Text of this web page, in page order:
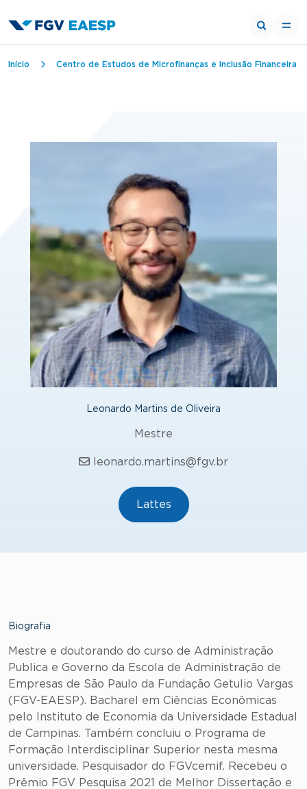
Trilha de navegação
Início Centro de Estudos de Microfinanças e Inclusão Financeira
Leonardo Martins de Oliveira
Mestre
leonardo.martins@fgv.br
Lattes
Biografia
Mestre e doutorando do curso de Administração
Publica e Governo da Escola de Administração de
Empresas de São Paulo da Fundação Getulio Vargas
(FGV-EAESP). Bacharel em Ciências Econômicas
pelo Instituto de Economia da Universidade Estadual
de Campinas. Também concluiu o Programa de
Formação Interdisciplinar Superior nesta mesma
universidade. Pesquisador do FGVcemif. Recebeu o
Prêmio FGV Pesquisa 2021 de Melhor Dissertação e